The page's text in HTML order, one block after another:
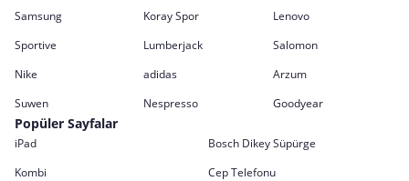
Samsung Koray Spor
Lenovo
Sportive
Lumberjack
Salomon
Nike
adidas
Arzum
Suwen
Nespresso Goodyear
Popüler Sayfalar
iPad
Bosch Dikey Süpürge
Kombi
Cep Telefonu